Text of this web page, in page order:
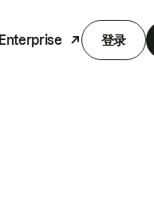
Enterprise 登录